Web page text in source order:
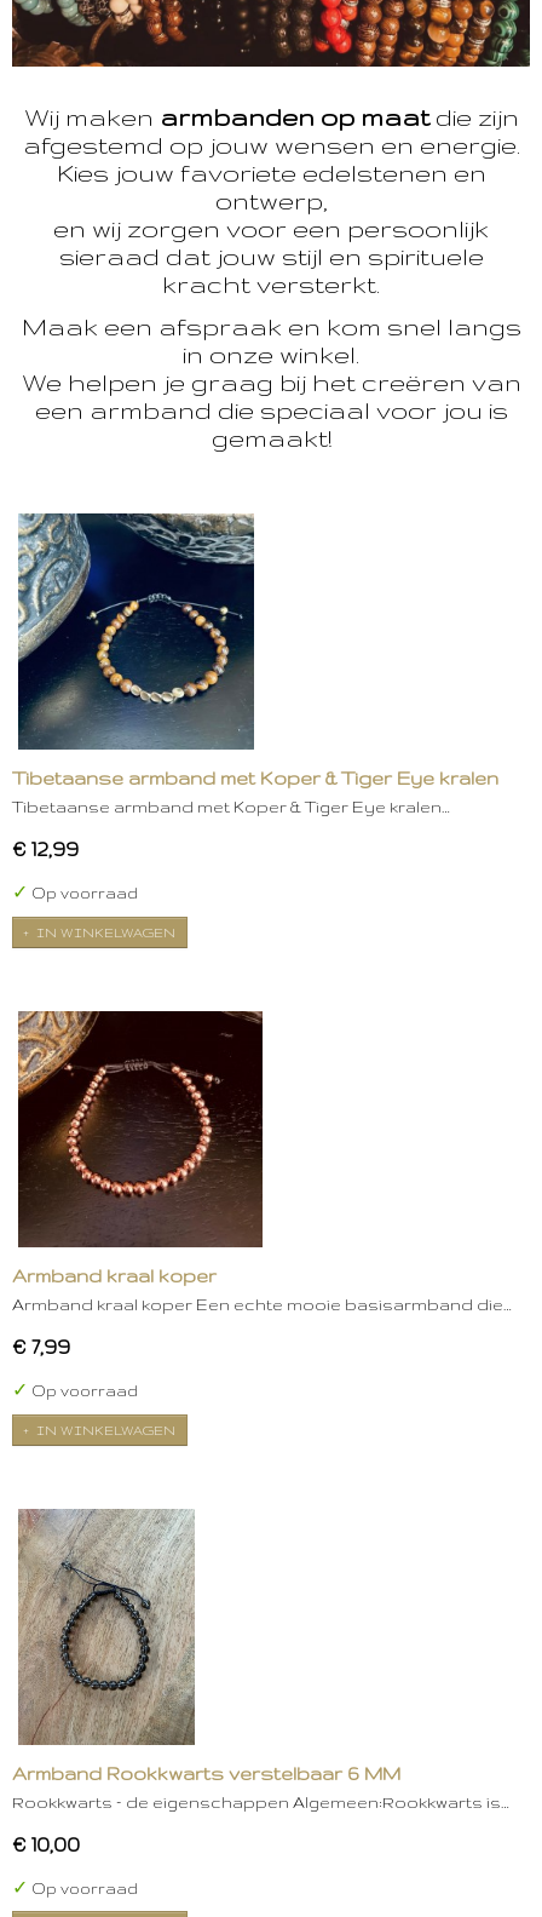
Wij maken armbanden op maatdie zijn
afgestemd op jouw wensen en energie.
Kies jouw favoriete edelstenen en
ontwerp,
en wij zorgen voor een persoonlijk
sieraad dat jouw stijl en spirituele
kracht versterkt.
Maak een afspraak en kom snel langs
in onze winkel.
We helpen je graag bij het creëren van
een armband die speciaal voor jou is
gemaakt!
Tibetaanse armband met Koper & Tiger Eye kralen
Tibetaanse armband met Koper & Tiger Eye kralen…
€ 12,99
✓ Op voorraad
IN WINKELWAGEN
Armband kraal koper
Armband kraal koper Een echte mooie basisarmband die…
€ 7,99
✓ Op voorraad
IN WINKELWAGEN
Armband Rookkwarts verstelbaar 6 MM
Rookkwarts – de eigenschappen Algemeen:Rookkwarts is…
€ 10,00
✓ Op voorraad